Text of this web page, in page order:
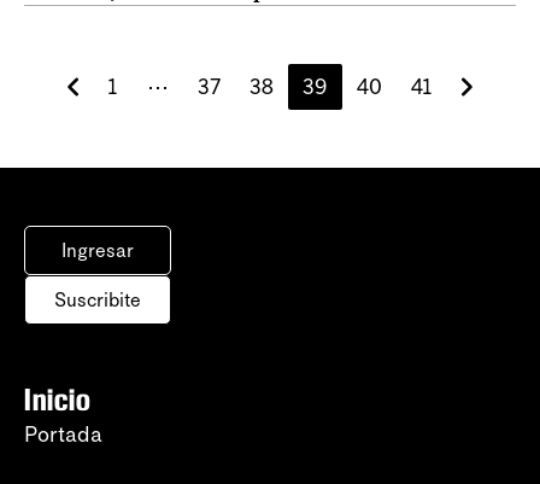
1 ⋯ 37 38 39 40 41
Ingresar
Suscribite
Inicio
Portada